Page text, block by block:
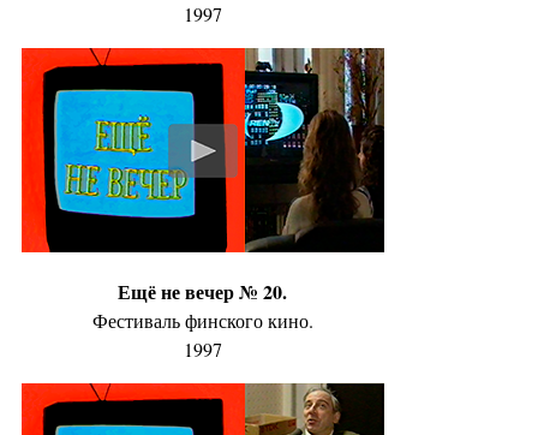
1997
Ещё не вечер № 20.
Фестиваль финского кино.
1997